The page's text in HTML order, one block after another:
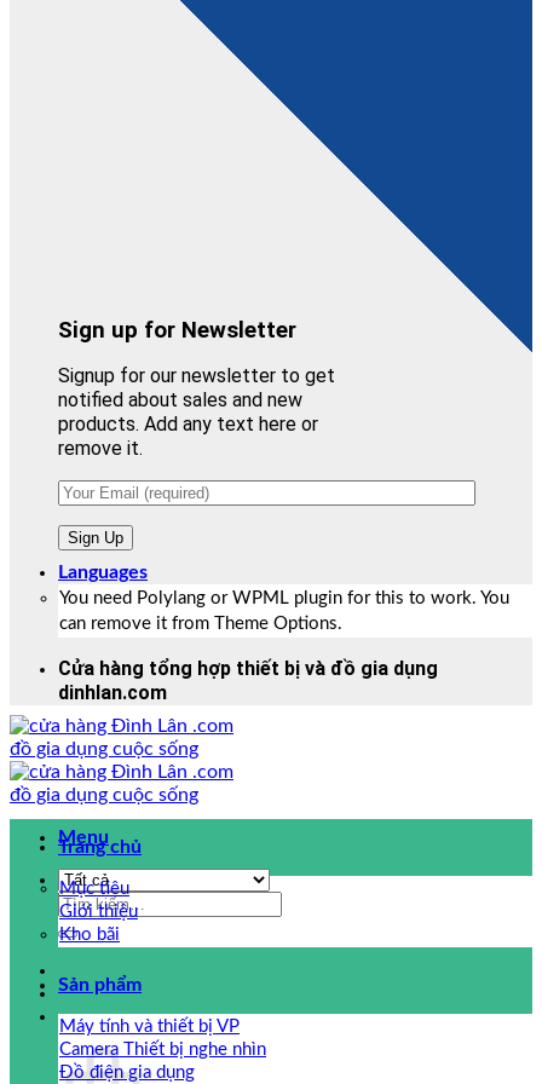
Sign up for Newsletter
Signup for our newsletter to get
notified about sales and new
products. Add any text here or
remove it.
Languages
You need Polylang or WPML plugin for this to work. You
can remove it from Theme Options.
Cửa hàng tổng hợp thiết bị và đồ gia dụng
dinhlan.com
Menu
Tìm
kiếm:
Trang chủ
Mục tiêu
Giới thiệu
Kho bãi
Sản phẩm
Máy tính và thiết bị VP
Camera Thiết bị nghe nhìn
Đồ điện gia dụng